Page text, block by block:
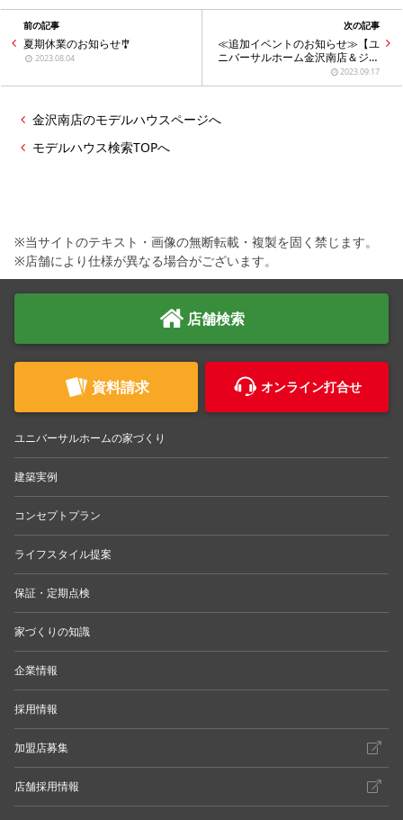
前の記事
夏期休業のお知らせ🎐
2023.08.04
次の記事
≪追加イベントのお知らせ≫【ユ
ニバーサルホーム金沢南店＆ジョ
イント21限定・イベント情報】＼
9月16日(土)～9月24日(日)／ 窪モ
2023.09.17
金沢南店のモデルハウスページへ
モデルハウス検索TOPへ
※当サイトのテキスト・画像の無断転載・複製を固く禁じます。
※店舗により仕様が異なる場合がございます。
店舗検索
資料請求 オンライン打合せ
ユニバーサルホームの家づくり
建築実例
コンセプトプラン
ライフスタイル提案
保証・定期点検
家づくりの知識
企業情報
採用情報
加盟店募集
店舗採用情報